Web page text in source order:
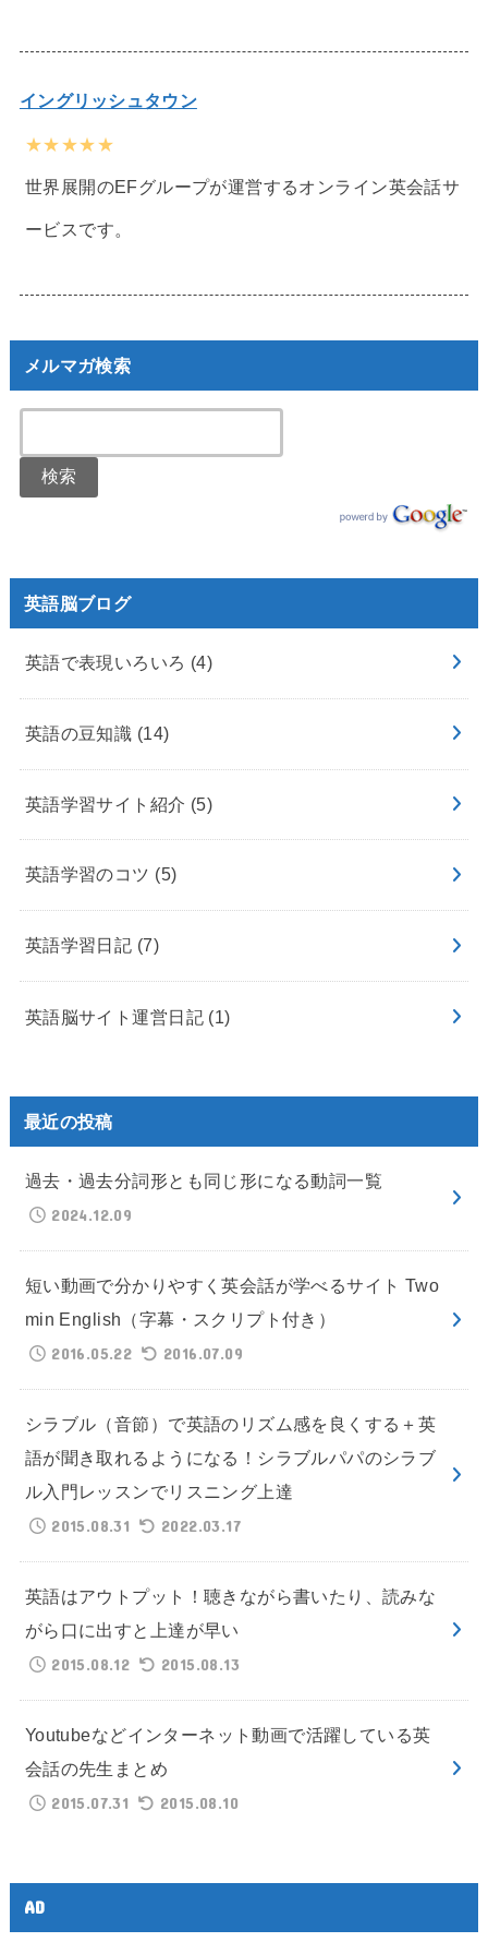
イングリッシュタウン
★★★★★
世界展開のEFグループが運営するオンライン英会話サ
ービスです。
メルマガ検索
英語脳ブログ
英語で表現いろいろ (4)
英語の豆知識 (14)
英語学習サイト紹介 (5)
英語学習のコツ (5)
英語学習日記 (7)
英語脳サイト運営日記 (1)
最近の投稿
過去・過去分詞形とも同じ形になる動詞一覧
2024.12.09
短い動画で分かりやすく英会話が学べるサイト Two
min English（字幕・スクリプト付き）
2016.05.22
2016.07.09
シラブル（音節）で英語のリズム感を良くする＋英
語が聞き取れるようになる！シラブルパパのシラブ
ル入門レッスンでリスニング上達
2015.08.31
2022.03.17
英語はアウトプット！聴きながら書いたり、読みな
がら口に出すと上達が早い
2015.08.12
2015.08.13
Youtubeなどインターネット動画で活躍している英
会話の先生まとめ
2015.07.31
2015.08.10
AD